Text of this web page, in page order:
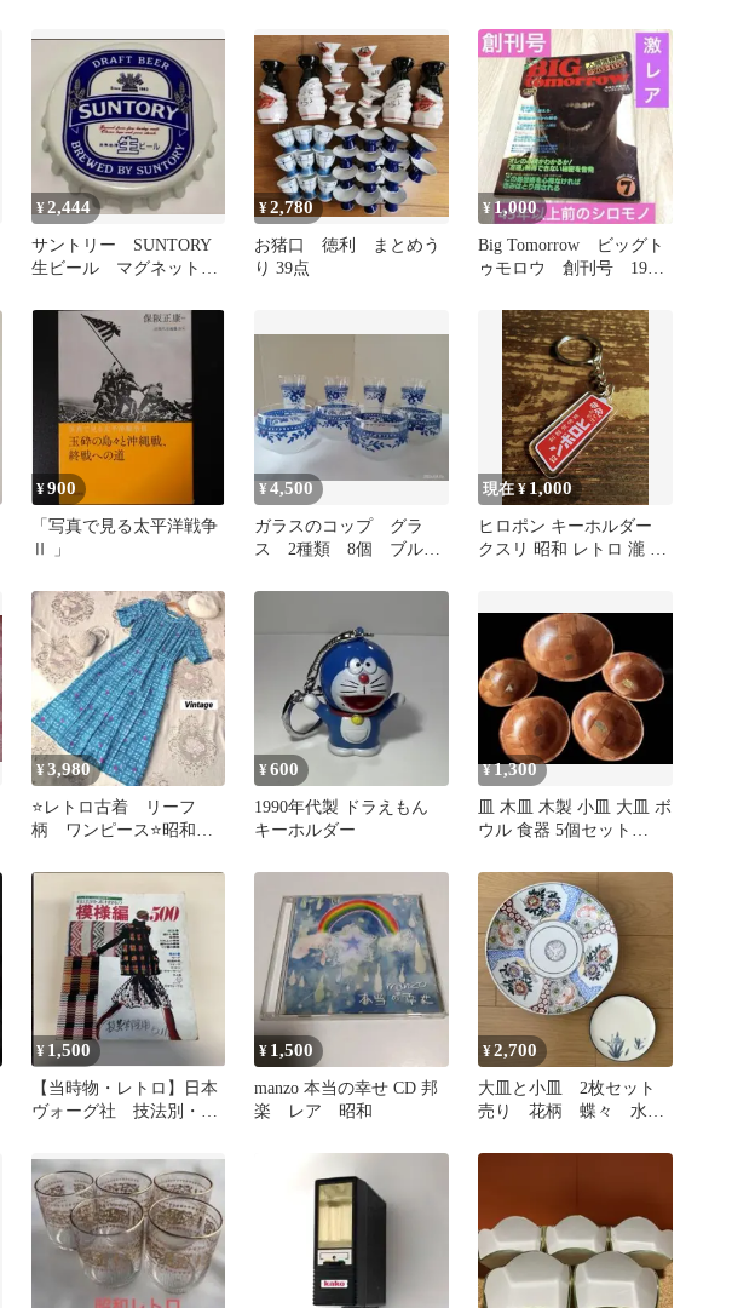
¥2,444
サントリー SUNTORY
生ビール マグネット栓
ンテージ
¥2,780
お猪口 徳利 まとめう
り 39点
¥1,000
Big Tomorrow ビッグト
ゥモロウ 創刊号 1980
¥900
「写真で見る太平洋戦争
Ⅱ 」
¥4,500
ガラスのコップ グラ
ス 2種類 8個 ブル
昭和レトロ
現在 ¥1,000
ヒロポン キーホルダー
クスリ 昭和 レトロ 瀧 覚
¥3,980
⭐️レトロ古着 リーフ
柄 ワンピース⭐️昭和
総柄 青系
¥600
1990年代製 ドラえもん
キーホルダー
¥1,300
皿 木皿 木製 小皿 大皿 ボ
ウル 食器 5個セット
¥ 1,500
【当時物・レトロ】日本
ヴォーグ社 技法別・素
¥ 1,500
manzo 本当の幸せ CD 邦
楽 レア 昭和
¥2,700
大皿と小皿 2枚セット
売り 花柄 蝶々 水